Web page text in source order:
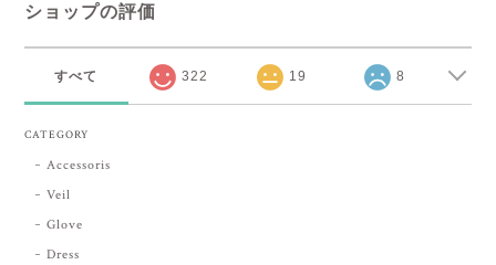
ショップの評価
すべて 322 19 8
CATEGORY
Accessoris
Veil
Glove
Dress